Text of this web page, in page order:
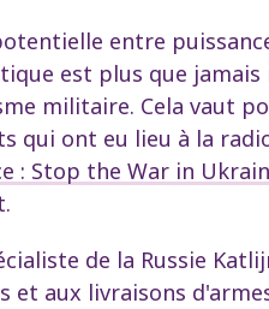
entre
est plus que jamais
militaire. Cela vaut
qui ont eu lieu à la
: Stop the War in
de la Russie
et aux livraisons